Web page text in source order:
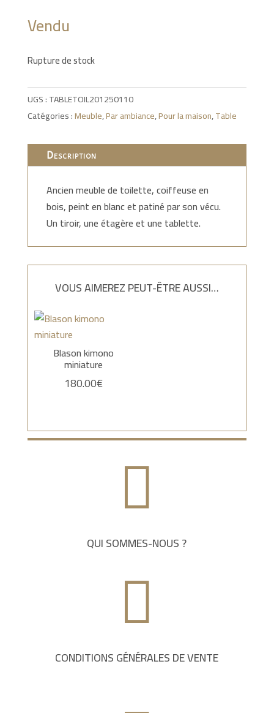
Vendu
Rupture de stock
UGS :TABLETOIL201250110
Catégories :Meuble,Par ambiance,Pour la maison,Table
Description
Ancien meuble de toilette, coiffeuse en
bois, peint en blanc et patiné par son vécu.
Un tiroir, une étagère et une tablette.
VOUS AIMEREZ PEUT-ÊTRE AUSSI…
Blason kimono
miniature
180.00€

QUI SOMMES-NOUS ?

CONDITIONS GÉNÉRALES DE VENTE